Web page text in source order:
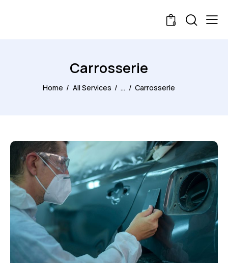
0
Carrosserie
Home All Services ... Carrosserie